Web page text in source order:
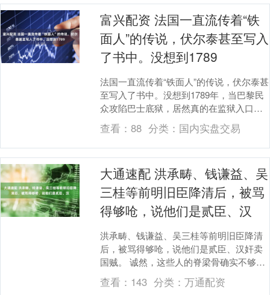
富兴配资 法国一直流传着“铁
面人”的传说，伏尔泰甚至写入
了书中。没想到1789
法国一直流传着“铁面人”的传说，伏尔泰甚
至写入了书中。没想到1789年，当巴黎民
众攻陷巴士底狱，居然真的在监狱入口处
发现了一行字：囚犯号码64389000，铁
面....
查看：88 分类： 国内实盘交易
大通速配 洪承畴、钱谦益、吴
三桂等前明旧臣降清后，被骂
得够呛，说他们是贰臣、汉
洪承畴、钱谦益、吴三桂等前明旧臣降清
后，被骂得够呛，说他们是贰臣、汉奸卖
国贼。 诚然，这些人的脊梁骨确实不够
硬，挨骂也正常。 但是，我们不能忽略一
个事实，他们相....
查看： 143 分类： 万通配资